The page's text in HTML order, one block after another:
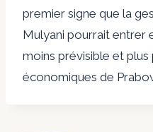
premier signe que la
Mulyani pourrait entrer
moins prévisible et
économiques de